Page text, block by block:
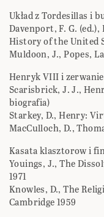
Układ z Tordesillas i
Davenport, F. G.
History of the United
Muldoon, J., Popes,
Henryk VIII i
Scarisbrick, J. J.,
biografia)
Starkey, D., Henry:
MacCulloch, D.,
Kasata klasztorow i
Youings, J., The
1971
Knowles, D., The
Cambridge 1959